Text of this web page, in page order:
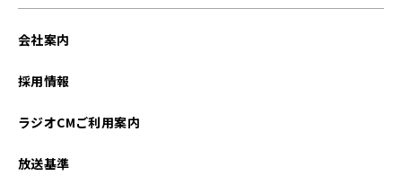
会社案内
採用情報
ラジオCMご利用案内
放送基準